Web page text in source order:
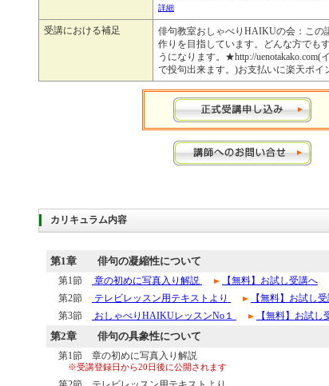
詳細
受講における補足
俳句教室おしゃべりHAIKUの会：この
作りを目指しています。どんな方でも
うになります。★http://uenotakako.com(
で投句出来ます。)お支払いに楽天ポ
カリキュラム内容
第1章 俳句の凝縮性について
第1節 章の初めに写真入り解説
【無料】お試し受講へ
第2節
テレビレッスン用テキストより
【無料】お試し
第3節
おしゃべりHAIKUレッスンNo１ 【無料】お試し
第2章 俳句の具象性について
第1節 章の初めに写真入り解説
※受講登録日から20日後に公開されます